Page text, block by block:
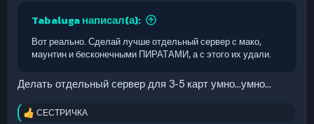
Tabaluga написал(а):
Вот реально. Сделай лучше отдельный сервер с мако,
маунтин и бесконечными ПИРАТАМИ, а с этого их удали.
Делать отдельный сервер для 3-5 карт умно...умно...
Р
СЕСТРИЧКА